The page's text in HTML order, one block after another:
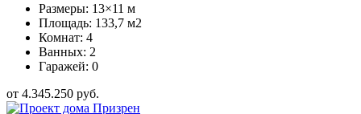
Размеры: 13×11 м
Площадь: 133,7 м2
Комнат: 4
Ванных: 2
Гаражей: 0
от 4.345.250 руб.